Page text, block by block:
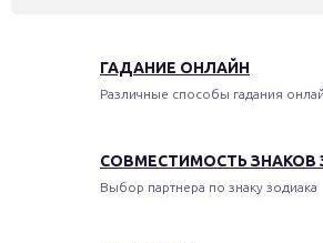
ГАДАНИЕ ОНЛАЙН
Различные способы гадания
СОВМЕСТИМОСТЬ
Выбор партнера по знаку зодиака